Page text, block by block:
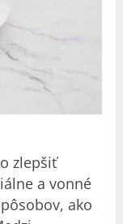
zlepšiť
a vonné
ako